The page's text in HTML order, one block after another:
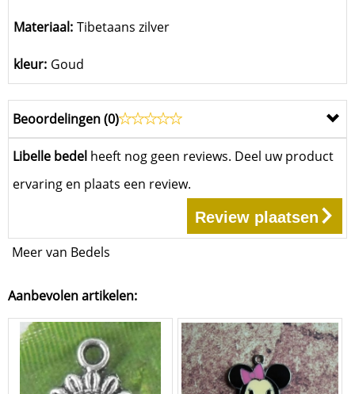
Materiaal: Tibetaans zilver
kleur: Goud
Beoordelingen (0)
Libelle bedel heeft nog geen reviews. Deel uw product
ervaring en plaats een review.
Review plaatsen
Meer van Bedels
Aanbevolen artikelen: